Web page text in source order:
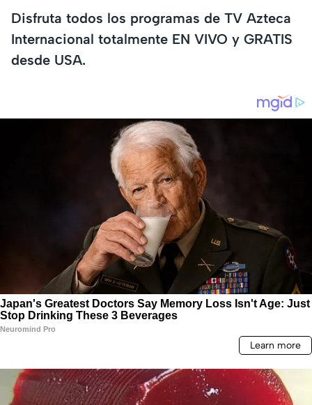
Disfruta todos los programas de TV Azteca
Internacional totalmente EN VIVO y GRATIS
desde USA.